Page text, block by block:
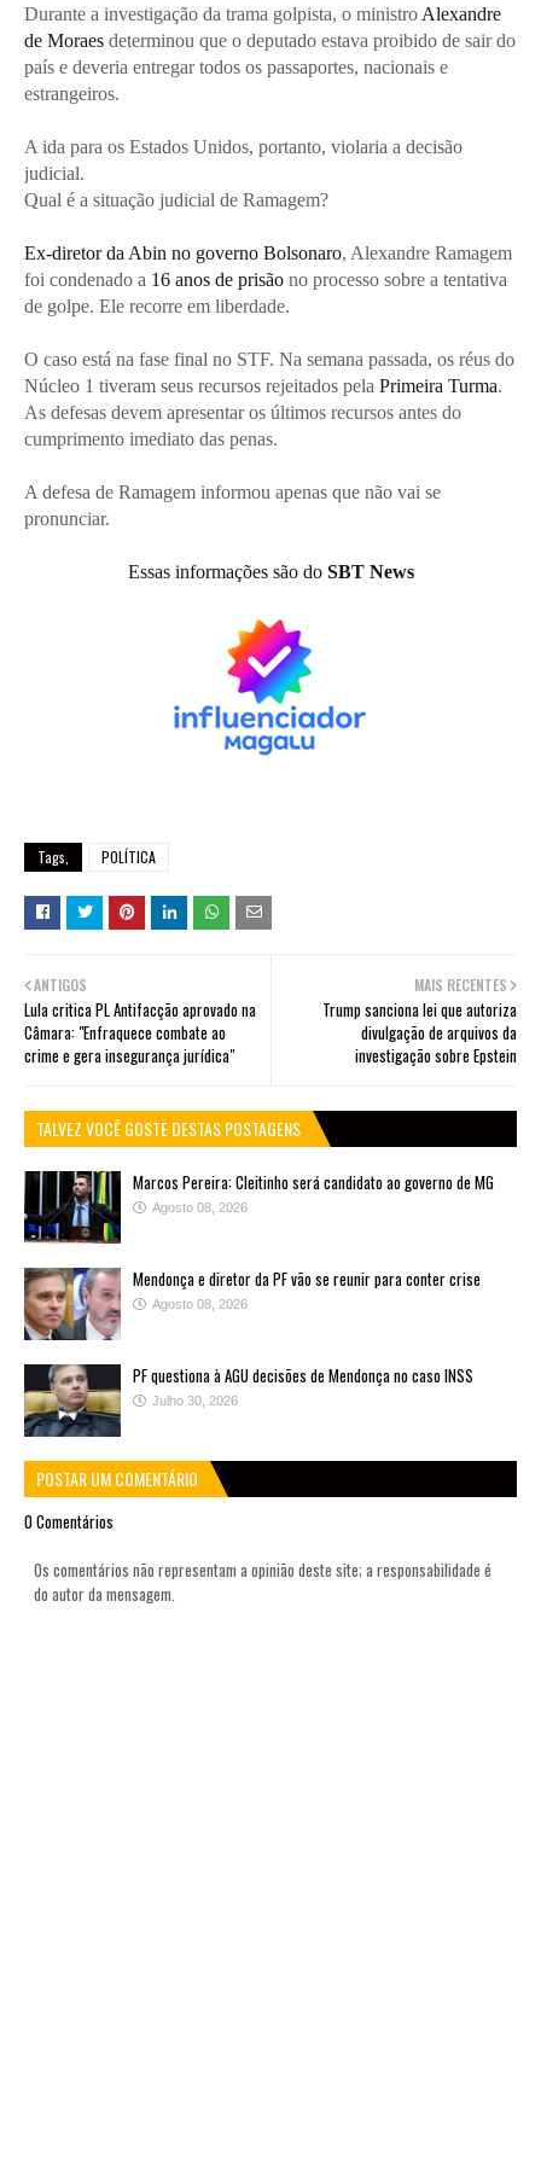
Durante a investigação da trama golpista, o ministro Alexandre
de Moraes determinou que o deputado estava proibido de sair do
país e deveria entregar todos os passaportes, nacionais e
estrangeiros.
A ida para os Estados Unidos, portanto, violaria a decisão
judicial.
Qual é a situação judicial de Ramagem?
Ex-diretor da Abin no governo Bolsonaro, Alexandre Ramagem
foi condenado a 16 anos de prisão no processo sobre a tentativa
de golpe. Ele recorre em liberdade.
O caso está na fase final no STF. Na semana passada, os réus do
Núcleo 1 tiveram seus recursos rejeitados pela Primeira Turma.
As defesas devem apresentar os últimos recursos antes do
cumprimento imediato das penas.
A defesa de Ramagem informou apenas que não vai se
pronunciar.
Essas informações são do SBT News
Tags, POLÍTICA
MAIS RECENTES
Trump sanciona lei que autoriza
divulgação de arquivos da
investigação sobre Epstein
ANTIGOS
Lula critica PL Antifacção aprovado na
Câmara: "Enfraquece combate ao
crime e gera insegurança jurídica"
TALVEZ VOCÊ GOSTE DESTAS POSTAGENS
Marcos Pereira: Cleitinho será candidato ao governo de MG
Agosto 08, 2026
Mendonça e diretor da PF vão se reunir para conter crise
Agosto 08, 2026
PF questiona à AGU decisões de Mendonça no caso INSS
Julho 30, 2026
POSTAR UM COMENTÁRIO
0 Comentários
Os comentários não representam a opinião deste site; a responsabilidade é
do autor da mensagem.